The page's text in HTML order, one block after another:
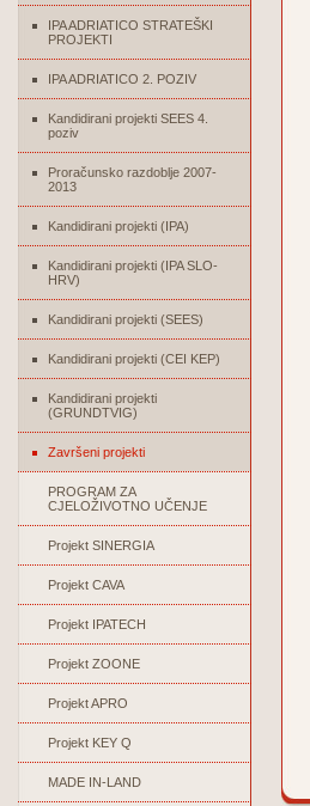
IPA ADRIATICO STRATEŠKI
PROJEKTI
IPA ADRIATICO 2. POZIV
Kandidirani projekti SEES 4.
poziv
Proračunsko razdoblje 2007-
2013
Kandidirani projekti (IPA)
Kandidirani projekti (IPA SLO-
HRV)
Kandidirani projekti (SEES)
Kandidirani projekti (CEI KEP)
Kandidirani projekti
(GRUNDTVIG)
Završeni projekti
PROGRAM ZA
CJELOŽIVOTNO UČENJE
Projekt SINERGIA
Projekt CAVA
Projekt IPATECH
Projekt ZOONE
Projekt APRO
Projekt KEY Q
MADE IN-LAND